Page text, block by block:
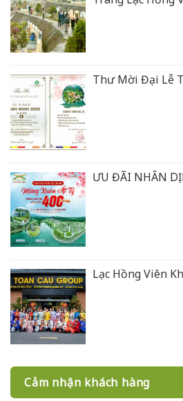
Thư Mời Đại Lễ
ƯU ĐÃI NHÂN
Lạc Hồng Viên
Cảm nhận khách hàng